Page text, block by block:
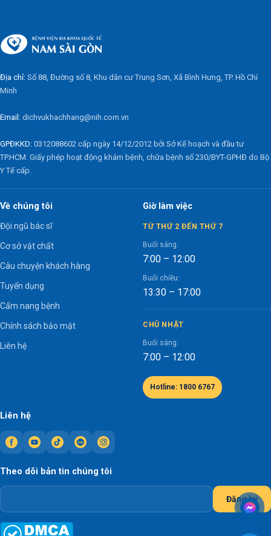
Địa chỉ: Số 88, Đường số 8, Khu dân cư Trung Sơn, Xã Bình Hưng, TP. Hồ Chí
Minh
Email: dichvukhachhang@nih.com.vn
GPĐKKD: 0312088602 cấp ngày 14/12/2012 bởi Sở Kế hoạch và đầu tư
TP.HCM. Giấy phép hoạt động khám bệnh, chữa bệnh số 230/BYT-GPHĐ do Bộ
Y Tế cấp.
Liên hệ
Về chúng tôi
Đội ngũ bác sĩ
Cơ sở vật chất
Câu chuyện khách hàng
Tuyển dụng
Cẩm nang bệnh
Chính sách bảo mật
Liên hệ
Giờ làm việc
TỪ THỨ 2 ĐẾN THỨ 7
Buổi sáng:
7:00 – 12:00
Buổi chiều:
13:30 – 17:00
CHỦ NHẬT
Buổi sáng:
7:00 – 12:00
Hotline: 1800 6767
Theo dõi bản tin chúng tôi
Đăng ký